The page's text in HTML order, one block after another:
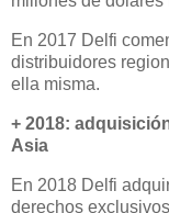
En 2017 Delfi
distribuidores
ella misma.
+ 2018:
Asia
En 2018 Delfi
derechos